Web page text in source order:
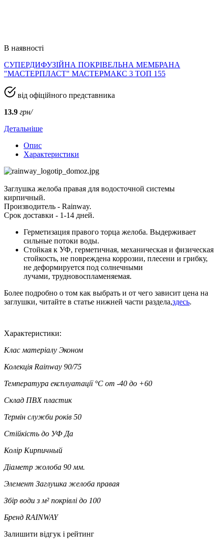
В наявності
СУПЕРДИФУЗІЙНА ПОКРІВЕЛЬНА МЕМБРАНА
"МАСТЕРПЛАСТ" МАСТЕРМАКС 3 ТОП 155
від офіційного представника
13.9 грн/
Детальніше
Опис
Характеристики
Заглушка желоба правая для водосточной системы
кирпичный.
Производитель - Rainway.
Срок доставки - 1-14 дней.
Герметизация правого торца желоба. Выдерживает
сильные потоки воды.
Стойкая к УФ, герметичная, механическая и физическая
стойкость, не повреждена коррозии, плесени и грибку,
не деформируется под солнечными
лучами, трудновоспламеняемая.
Более подробно о том как выбрать и от чего зависит цена на
заглушки, читайте в статье нижней части раздела,здесь.
Характеристики:
Клас матеріалу Эконом
Колекція Rainway 90/75
Температура експлуатації °C от -40 до +60
Склад ПВХ пластик
Термін служби років 50
Стійкість до УФ Да
Колір Кирпичный
Діаметр жолоба 90 мм.
Элемент Заглушка желоба правая
Збір води з м² покрівлі до 100
Бренд RAINWAY
Залишити відгук і рейтинг